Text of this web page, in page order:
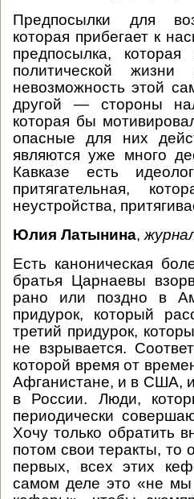
Предпосылки для
которая прибегает к
предпосылка,
политической
невозможность этой
другой — стороны
которая бы
опасные для них
являются уже много
Кавказе есть
притягательная,
неустройства,
Юлия Латынина,
Есть каноническая
братья Царнаевы
рано или поздно в
придурок, который
третий придурок,
не взрывается.
которой время от
Афганистане, и в США,
в России. Люди,
периодически
Хочу только обратить
потом свои теракты, то
первых, всех этих
самом деле это «не мы